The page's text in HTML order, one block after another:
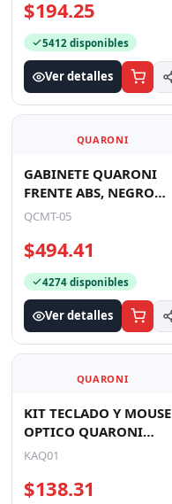
$194.25
5412 disponibles
Ver detalles
QUARONI
GABINETE QUARONI
FRENTE ABS, NEGRO
CON FRANJA TIPO
MICRO ATX /
QCMT-05
$494.41
4274 disponibles
Ver detalles
QUARONI
KIT TECLADO Y MOUSE
OPTICO QUARONI
ALAMBRICO COLOR
KAQ01
$138.31